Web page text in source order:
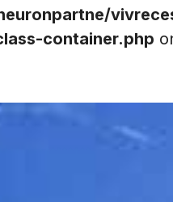
container.php